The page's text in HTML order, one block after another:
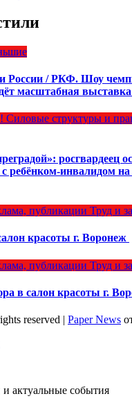
России / РКФ. Шоу
масштабная выставка
Силовые структуры и
росгвардеец
ребёнком-инвалидом
публикации Труд и
красоты г. Воронеж
публикации Труд и
в салон красоты г.
reserved | Paper News
актуальные события